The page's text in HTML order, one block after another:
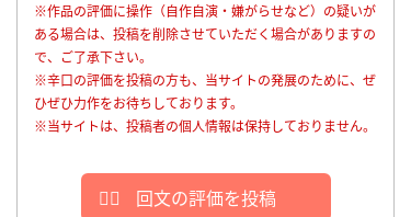
※作品の評価に操作（自作自演・嫌がらせなど）の疑いが
ある場合は、投稿を削除させていただく場合がありますの
で、ご了承下さい。
※辛口の評価を投稿の方も、当サイトの発展のために、ぜ
ひぜひ力作をお待ちしております。
※当サイトは、投稿者の個人情報は保持しておりません。
回文の評価を投稿